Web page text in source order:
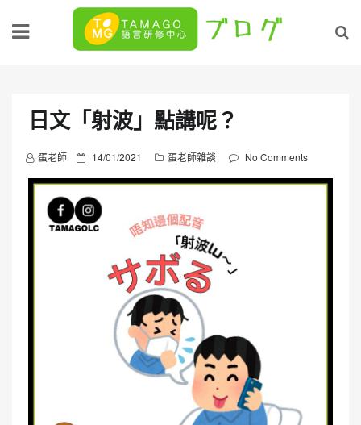
日文「射波」點講呢？
蛋老師
P
o
s
t
e
14/01/2021 蛋老師雜談 No Comments